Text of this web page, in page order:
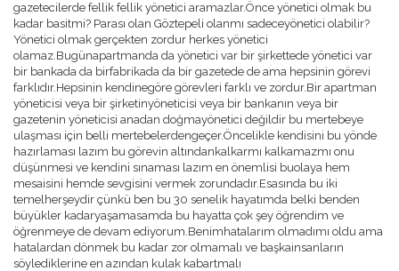
GÖZTEPE TV
FOTO GALERI
MASAÜSTÜ RESIMLER
WINAMP SKINLERI
EKRAN KORUYUCU
KÖŞE YAZILARI
O.REŞAT SIPAHI
MUSTAFA DALYANOĞLU
KORAY EMRE ÇOKBANKIR
SERKAN BOYACIOĞLU
BURÇAK ÜNSAL
HAKAN TAŞPINAR
MEHMET ALTAN
ÖZKAN CENGIZ
ÖZANT ÖNÇAĞ
SÜLEYMAN YENGIL
gazetecilerde fellik fellik yönetici aramazlar.Önce yönetici olmak bu
kadar basitmi? Parası olan Göztepeli olanmı sadeceyönetici olabilir?
Yönetici olmak gerçekten zordur herkes yönetici
olamaz.Bugünapartmanda da yönetici var bir şirkettede yönetici var
bir bankada da birfabrikada da bir gazetede de ama hepsinin görevi
farklıdır.Hepsinin kendinegöre görevleri farklı ve zordur.Bir apartman
yöneticisi veya bir şirketinyöneticisi veya bir bankanın veya bir
gazetenin yöneticisi anadan doğmayönetici değildir bu mertebeye
ulaşması için belli mertebelerdengeçer.Öncelikle kendisini bu yönde
hazırlaması lazım bu görevin altındankalkarmı kalkamazmı onu
düşünmesi ve kendini sınaması lazım en önemlisi buolaya hem
mesaisini hemde sevgisini vermek zorundadır.Esasında bu iki
temelherşeydir çünkü ben bu 30 senelik hayatımda belki benden
büyükler kadaryaşamasamda bu hayatta çok şey öğrendim ve
öğrenmeye de devam ediyorum.Benimhatalarım olmadımı oldu ama
hatalardan dönmek bu kadar zor olmamalı ve başkainsanların
söylediklerine en azından kulak kabartmalı